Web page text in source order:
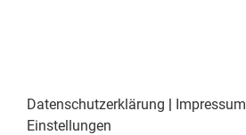
Datenschutzerklärung | Impressum
Einstellungen